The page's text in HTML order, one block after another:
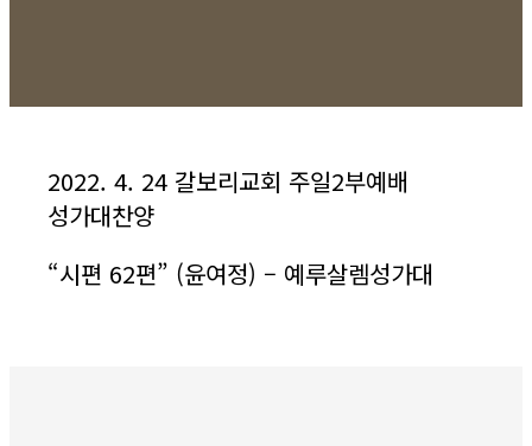
2022. 4. 24 갈보리교회 주일2부예배
성가대찬양
“시편 62편” (윤여정) – 예루살렘성가대